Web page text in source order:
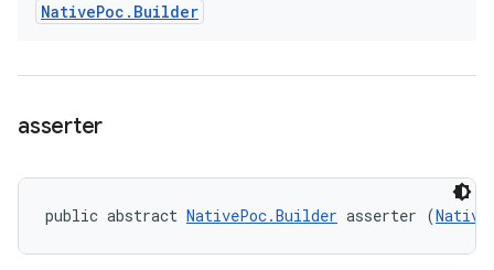
NativePoc . Builder
asserter
public abstract NativePoc.Builder asserter (